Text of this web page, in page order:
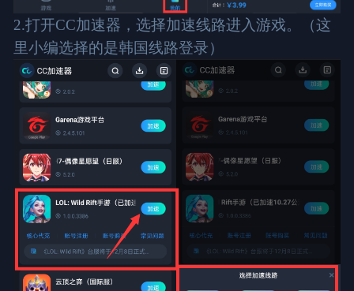
2.打开CC加速器，选择加速线路进入游戏。（这
里小编选择的是韩国线路登录）